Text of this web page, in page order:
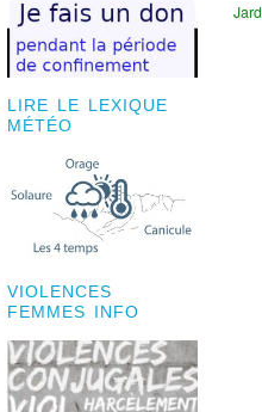
LIRE LE LEXIQUE
MÉTÉO
VIOLENCES
FEMMES INFO